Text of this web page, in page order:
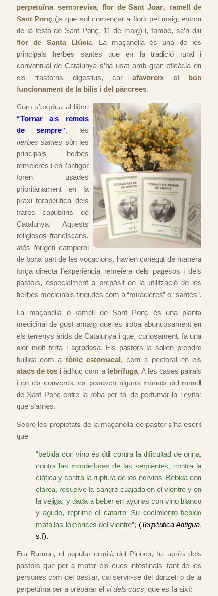
perpetuïna,sempreviva, flor de Sant Joan, ramell de
Sant Ponç (ja que sol començar a florir pel maig, entorn
de la festa de Sant Ponç, 11 de maig) i, també, se’n diu
flor de Santa Llúcia. La maçanella és una de les
principals herbes santes que en la tradició rural i
conventual de Catalunya s’ha usat amb gran eficàcia en
els trastorns digestius, carafavoreix el bon
funcionament de la bilis i del pàncrees.
Com s’explica al llibre
“Tornar als remeis
de sempre”, les
herbes santes són les
principals herbes
remeieres i en l’antigor
foren usades
prioritàriament en la
praxi terapèutica dels
frares caputxins de
Catalunya. Aquests
religiosos franciscans,
atès l’origen camperol
de bona part de les vocacions, havien conegut de manera
força directa l’experiència remeiera dels pagesos i dels
pastors, especialment a propòsit de la utilització de les
herbes medicinals tingudes com a “miracleres” o “santes”.
La maçanella o ramell de Sant Ponç és una planta
medicinal de gust amarg que es troba abundosament en
els terrenys àrids de Catalunya i que, curiosament, fa una
olor molt forta i agradosa. Els pastors la solien prendre
bullida com a tònic estomacal, com a pectoral en els
atacs de tos i àdhuc com afebrífuga. A les cases pairals
i en els convents, es posaven alguns manats del ramell
de Sant Ponç entre la roba per tal de perfumar-la i evitar
que s’arnés.
Sobre les propietats de la maçanella de pastor s’ha escrit
que
“bebida con vino és útil contra la dificultad de orina,
contra las mordeduras de las serpientes, contra la
ciática y contra la ruptura de los nervios. Bebida con
clarea, resuelve la sangre cuajada en el vientre y en
la vejiga, y dada a beber en ayunas con vino blanco
y agudo, reprime el catarro. Su cocimiento bebido
mata las lombrices del vientre”; (Terpéutica Antigua,
s.f).
Fra Ramon, el popular ermità del Pirineu, ha après dels
pastors que per a matar els cucs intestinals, tant de les
persones com del bestiar, cal servir-se del donzell o de la
perpetuïna per a preparar el vi dels cucs, que es fa així: